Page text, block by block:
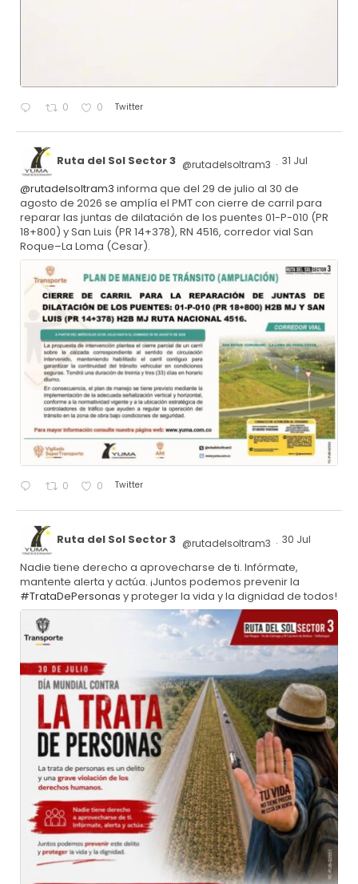
0 0 Twitter
Ruta del Sol Sector 3 @rutadelsoltram3 · 31 Jul
@rutadelsoltram3 informa que del 29 de julio al 30 de
agosto de 2026 se amplía el PMT con cierre de carril para
reparar las juntas de dilatación de los puentes 01-P-010 (PR
18+800) y San Luis (PR 14+378), RN 4516, corredor vial San
Roque–La Loma (Cesar).
0 0 Twitter
Ruta del Sol Sector 3 @rutadelsoltram3 · 30 Jul
Nadie tiene derecho a aprovecharse de ti. Infórmate,
mantente alerta y actúa. ¡Juntos podemos prevenir la
#TrataDePersonas y proteger la vida y la dignidad de todos!